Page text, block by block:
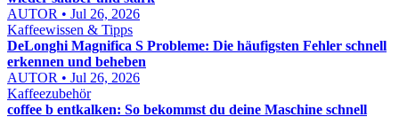
AUTOR • Jul 26, 2026
Kaffeewissen & Tipps
DeLonghi Magnifica S Probleme: Die häufigsten Fehler schnell
erkennen und beheben
AUTOR • Jul 26, 2026
Kaffeezubehör
coffee b entkalken: So bekommst du deine Maschine schnell